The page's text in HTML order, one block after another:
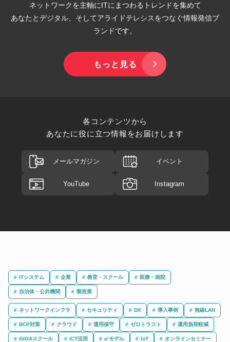
ネットワークを主軸にITにまつわるトレンドを集めて
あなたとデジタル、そしてアライドテレシスをつなぐ情報発信ブ
ランドです。
もっと見る
各コンテンツから
あなたに役に立つ情報をお届けします
メールマガジン イベント
YouTube Instagram
ITシステム 企業 教育・スクール 医療・病院
自治体・公共機関 製造業
ネットワークインフラ セキュリティ DX 導入事例 無線LAN
BCP対策 クラウド 運用保守 ゼロトラスト 運用負荷軽減
GIGAスクール ICT活用 α’モデル IoT オンラインセミナー